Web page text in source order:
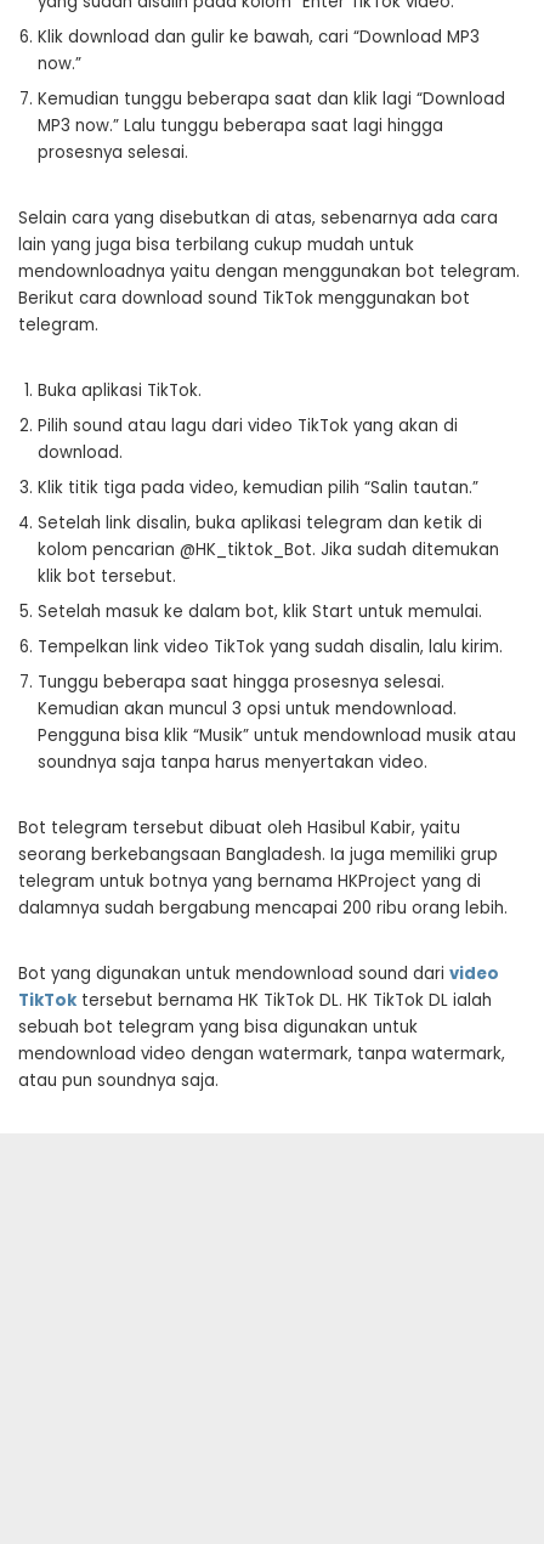
Klik download dan gulir ke bawah, cari “Download MP3
now.”
Kemudian tunggu beberapa saat dan klik lagi “Download
MP3 now.” Lalu tunggu beberapa saat lagi hingga
prosesnya selesai.
Selain cara yang disebutkan di atas, sebenarnya ada cara
lain yang juga bisa terbilang cukup mudah untuk
mendownloadnya yaitu dengan menggunakan bot telegram.
Berikut cara download sound TikTok menggunakan bot
telegram.
Buka aplikasi TikTok.
Pilih sound atau lagu dari video TikTok yang akan di
download.
Klik titik tiga pada video, kemudian pilih “Salin tautan.”
Setelah link disalin, buka aplikasi telegram dan ketik di
kolom pencarian @HK_tiktok_Bot. Jika sudah ditemukan
klik bot tersebut.
Setelah masuk ke dalam bot, klik Start untuk memulai.
Tempelkan link video TikTok yang sudah disalin, lalu kirim.
Tunggu beberapa saat hingga prosesnya selesai.
Kemudian akan muncul 3 opsi untuk mendownload.
Pengguna bisa klik “Musik” untuk mendownload musik atau
soundnya saja tanpa harus menyertakan video.
Bot telegram tersebut dibuat oleh Hasibul Kabir, yaitu
seorang berkebangsaan Bangladesh. Ia juga memiliki grup
telegram untuk botnya yang bernama HKProject yang di
dalamnya sudah bergabung mencapai 200 ribu orang lebih.
Bot yang digunakan untuk mendownload sound dari video
TikTok tersebut bernama HK TikTok DL. HK TikTok DL ialah
sebuah bot telegram yang bisa digunakan untuk
mendownload video dengan watermark, tanpa watermark,
atau pun soundnya saja.